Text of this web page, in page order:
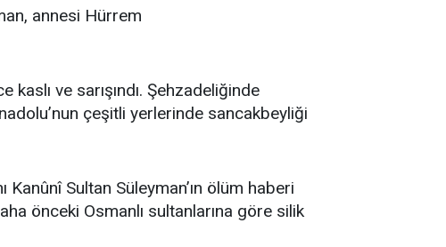
annesi Hürrem
ve sarışındı. Şehzadeliğinde
çeşitli yerlerinde sancakbeyliği
Sultan Süleyman’ın ölüm haberi
önceki Osmanlı sultanlarına göre silik